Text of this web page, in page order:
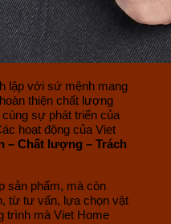
lập với sứ mệnh mang
thiện chất lượng
sự phát triển của
hoạt động của Viet
– Chất lượng – Trách
sản phẩm, mà còn
từ tư vấn, lựa chọn vật
trình mà Viet Home